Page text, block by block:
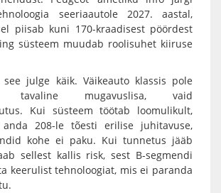
seeriaautole 2027. aastal,
piisab kuni 170-kraadisest pöördest
süsteem muudab roolisuhet kiiruse
julge käik. Väikeauto klassis pole
tavaline mugavuslisa, vaid
Kui süsteem töötab loomulikult,
208-le tõesti erilise juhitavuse,
kohe ei paku. Kui tunnetus jääb
sellest kallis risk, sest B-segmendi
keerulist tehnoloogiat, mis ei paranda